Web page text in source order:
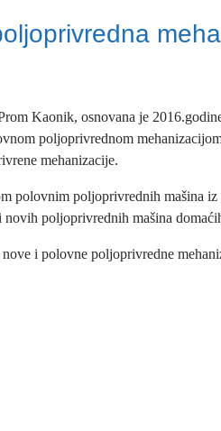
Kaonik, osnovana je
poljoprivrednom
mehanizacije.
polovnim poljoprivrednih mašina
poljoprivrednih mašina
i polovne poljoprivredne